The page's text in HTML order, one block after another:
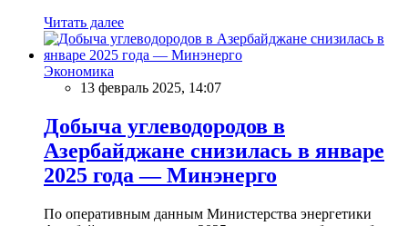
Читать далее
Экономика
13 февраль 2025, 14:07
Добыча углеводородов в
Азербайджане снизилась в январе
2025 года — Минэнерго
По оперативным данным Министерства энергетики